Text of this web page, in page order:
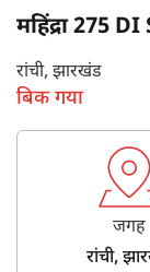
महिंद्रा 275
रांची, झारखंड
बिक गया
जगह
रांची,